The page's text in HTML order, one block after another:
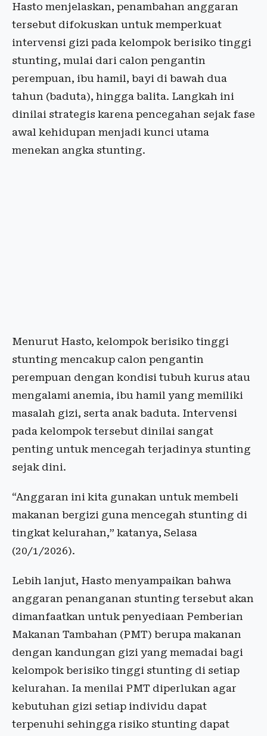
Hasto menjelaskan, penambahan anggaran
tersebut difokuskan untuk memperkuat
intervensi gizi pada kelompok berisiko tinggi
stunting, mulai dari calon pengantin
perempuan, ibu hamil, bayi di bawah dua
tahun (baduta), hingga balita. Langkah ini
dinilai strategis karena pencegahan sejak fase
awal kehidupan menjadi kunci utama
menekan angka stunting.
Menurut Hasto, kelompok berisiko tinggi
stunting mencakup calon pengantin
perempuan dengan kondisi tubuh kurus atau
mengalami anemia, ibu hamil yang memiliki
masalah gizi, serta anak baduta. Intervensi
pada kelompok tersebut dinilai sangat
penting untuk mencegah terjadinya stunting
sejak dini.
“Anggaran ini kita gunakan untuk membeli
makanan bergizi guna mencegah stunting di
tingkat kelurahan,” katanya, Selasa
(20/1/2026).
Lebih lanjut, Hasto menyampaikan bahwa
anggaran penanganan stunting tersebut akan
dimanfaatkan untuk penyediaan Pemberian
Makanan Tambahan (PMT) berupa makanan
dengan kandungan gizi yang memadai bagi
kelompok berisiko tinggi stunting di setiap
kelurahan. Ia menilai PMT diperlukan agar
kebutuhan gizi setiap individu dapat
terpenuhi sehingga risiko stunting dapat